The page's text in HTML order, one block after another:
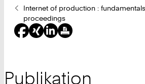
Sie
sind
hier:
Internet of production :
proceedings
Publikation